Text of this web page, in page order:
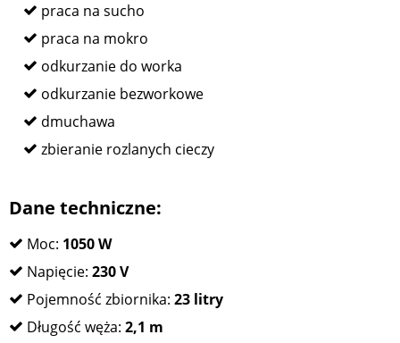
praca na sucho
praca na mokro
odkurzanie do worka
odkurzanie bezworkowe
dmuchawa
zbieranie rozlanych cieczy
Dane techniczne:
Moc: 1050 W
Napięcie: 230 V
Pojemność zbiornika: 23 litry
Długość węża: 2,1 m